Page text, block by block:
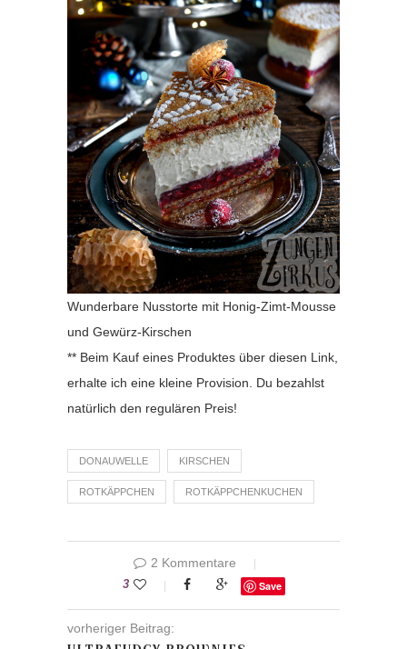
Wunderbare Nusstorte mit Honig-Zimt-Mousse
und Gewürz-Kirschen
** Beim Kauf eines Produktes über diesen Link,
erhalte ich eine kleine Provision. Du bezahlst
natürlich den regulären Preis!
DONAUWELLE KIRSCHEN
ROTKÄPPCHEN ROTKÄPPCHENKUCHEN
2 Kommentare
3 Save
vorheriger Beitrag: